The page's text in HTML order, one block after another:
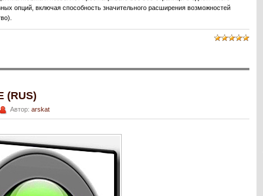
опций, включая способность значительного расширения возможностей
(RUS)
Автор: arskat